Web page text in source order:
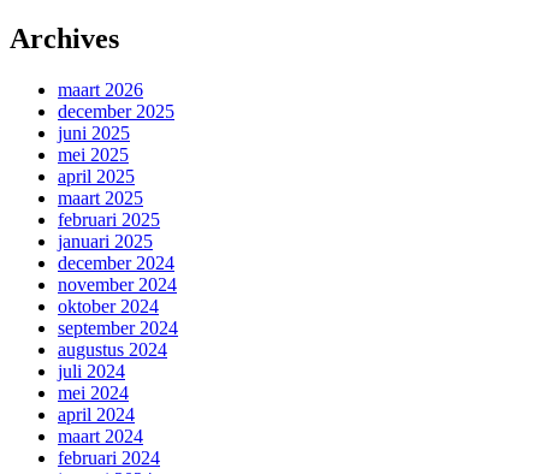
Archives
maart 2026
december 2025
juni 2025
mei 2025
april 2025
maart 2025
februari 2025
januari 2025
december 2024
november 2024
oktober 2024
september 2024
augustus 2024
juli 2024
mei 2024
april 2024
maart 2024
februari 2024